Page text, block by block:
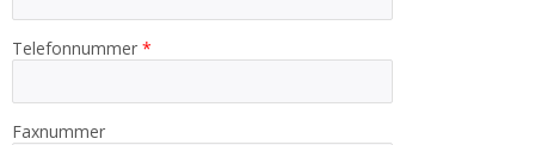
Telefonnummer *
Faxnummer